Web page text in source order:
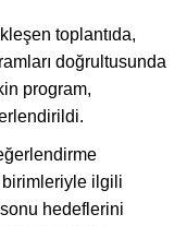
toplantıda,
doğrultusunda
program,
birimleriyle ilgili
hedeflerini